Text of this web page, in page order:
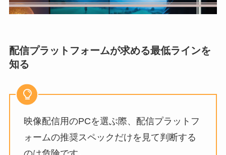
配信プラットフォームが求める最低ラインを
知る
映像配信用のPCを選ぶ際、配信プラットフ
ォームの推奨スペックだけを見て判断する